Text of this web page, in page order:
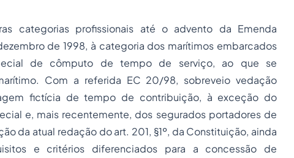
categorias profissionais até o advento da Emenda
de 1998, à categoria dos marítimos embarcados
de cômputo de tempo de serviço, ao que se
Com a referida EC 20/98, sobreveio vedação
fictícia de tempo de contribuição, à exceção do
e, mais recentemente, dos segurados portadores de
da atual redação do art. 201, §1º, da Constituição, ainda
e critérios diferenciados para a concessão de